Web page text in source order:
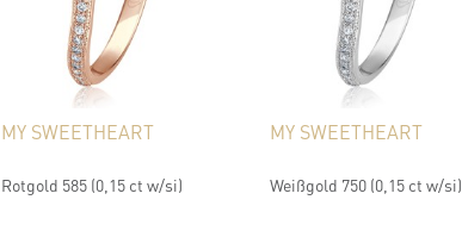
MY SWEETHEART
Rotgold 585 (0,15 ct w/si)
MY SWEETHEART
Weißgold 750 (0,15 ct w/si)